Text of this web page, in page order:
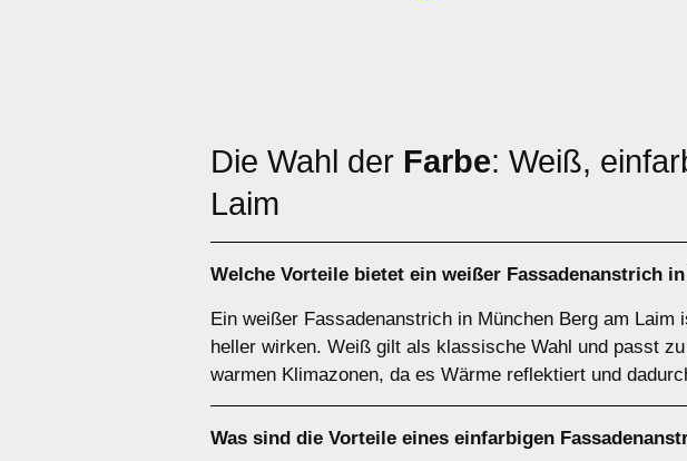
Die Wahl der Farbe: Weiß,
Laim
Welche Vorteile bietet ein weißer Fassadenanstrich
Ein weißer Fassadenanstrich in München Berg am
heller wirken. Weiß gilt als klassische Wahl und passt
warmen Klimazonen, da es Wärme reflektiert und
Was sind die Vorteile eines einfarbigen